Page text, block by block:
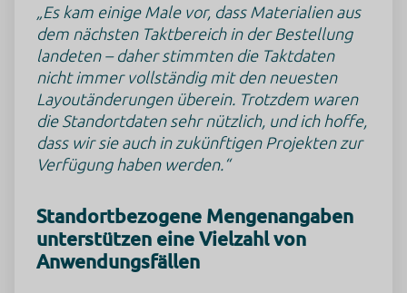
„Es kam einige Male vor, dass Materialien aus
dem nächsten Taktbereich in der Bestellung
landeten – daher stimmten die Taktdaten
nicht immer vollständig mit den neuesten
Layoutänderungen überein. Trotzdem waren
die Standortdaten sehr nützlich, und ich hoffe,
dass wir sie auch in zukünftigen Projekten zur
Verfügung haben werden.“
Standortbezogene Mengenangaben
unterstützen eine Vielzahl von
Anwendungsfällen